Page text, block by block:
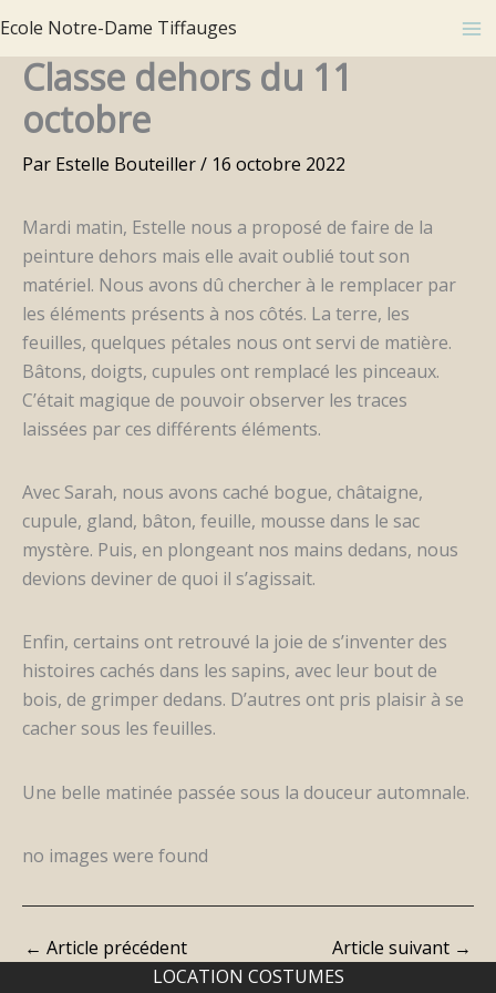
au
contenu
Ecole Notre-Dame Tiffauges
Classe dehors du 11
octobre
Par Estelle Bouteiller/ 16 octobre 2022
Mardi matin, Estelle nous a proposé de faire de la
peinture dehors mais elle avait oublié tout son
matériel. Nous avons dû chercher à le remplacer par
les éléments présents à nos côtés. La terre, les
feuilles, quelques pétales nous ont servi de matière.
Bâtons, doigts, cupules ont remplacé les pinceaux.
C’était magique de pouvoir observer les traces
laissées par ces différents éléments.
Avec Sarah, nous avons caché bogue, châtaigne,
cupule, gland, bâton, feuille, mousse dans le sac
mystère. Puis, en plongeant nos mains dedans, nous
devions deviner de quoi il s’agissait.
Enfin, certains ont retrouvé la joie de s’inventer des
histoires cachés dans les sapins, avec leur bout de
bois, de grimper dedans. D’autres ont pris plaisir à se
cacher sous les feuilles.
Une belle matinée passée sous la douceur automnale.
no images were found
← Article précédent Article suivant →
LOCATION COSTUMES